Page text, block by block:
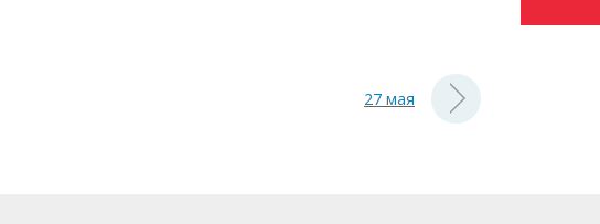
27 мая